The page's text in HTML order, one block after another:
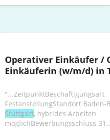
Operativer Einkäufer /
Einkäuferin (w/m/d) in
"...ZeitpunktBeschäftigungsart
Stuttgart, hybrides Arbeiten
möglichBewerbungsschluss